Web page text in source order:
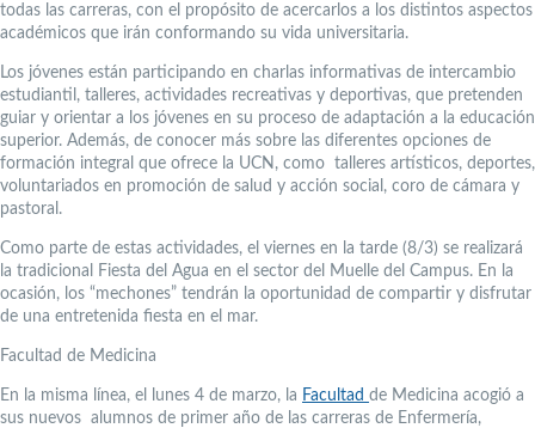
todas las carreras, con el propósito de acercarlos a los distintos aspectos
académicos que irán conformando su vida universitaria.
Los jóvenes están participando en charlas informativas de intercambio
estudiantil, talleres, actividades recreativas y deportivas, que pretenden
guiar y orientar a los jóvenes en su proceso de adaptación a la educación
superior. Además, de conocer más sobre las diferentes opciones de
formación integral que ofrece la UCN, como talleres artísticos, deportes,
voluntariados en promoción de salud y acción social, coro de cámara y
pastoral.
Como parte de estas actividades, el viernes en la tarde (8/3) se realizará
la tradicional Fiesta del Agua en el sector del Muelle del Campus. En la
ocasión, los “mechones” tendrán la oportunidad de compartir y disfrutar
de una entretenida fiesta en el mar.
Facultad de Medicina
En la misma línea, el lunes 4 de marzo, la Facultad de Medicina acogió a
sus nuevos alumnos de primer año de las carreras de Enfermería,